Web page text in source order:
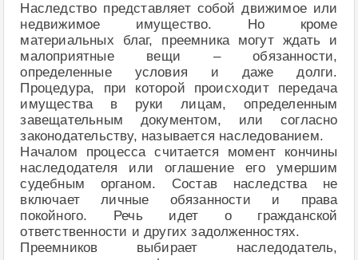
Наследство представляет собой движимое или
недвижимое имущество. Но кроме
материальных благ, преемника могут ждать и
малоприятные вещи – обязанности,
определенные условия и даже долги.
Процедура, при которой происходит передача
имущества в руки лицам, определенным
завещательным документом, или согласно
законодательству, называется наследованием.
Началом процесса считается момент кончины
наследодателя или оглашение его умершим
судебным органом. Состав наследства не
включает личные обязанности и права
покойного. Речь идет о гражданской
ответственности и других задолженностях.
Преемников выбирает наследодатель,